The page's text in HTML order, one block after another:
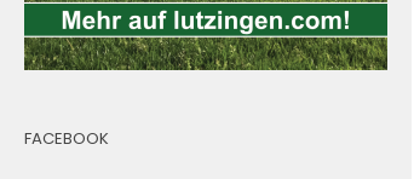
FACEBOOK